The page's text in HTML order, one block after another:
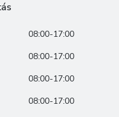
08:00-17:00
08:00-17:00
08:00-17:00
08:00-17:00